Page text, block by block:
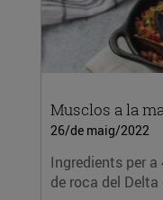
Musclos a la
26/de maig/2022
Ingredients per
de roca del Delta